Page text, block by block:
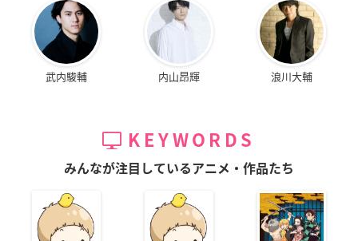
武内駿輔 内山昂輝 浪川大輔
KEYWORDS
みんなが注目しているアニメ・作品たち